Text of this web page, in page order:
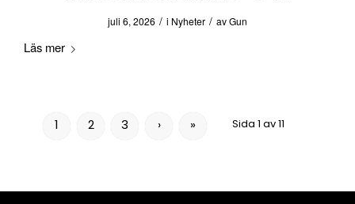
juli 6, 2026 / i Nyheter / avGun
Läs mer
Sida 1 av 11
1 2 3 › »